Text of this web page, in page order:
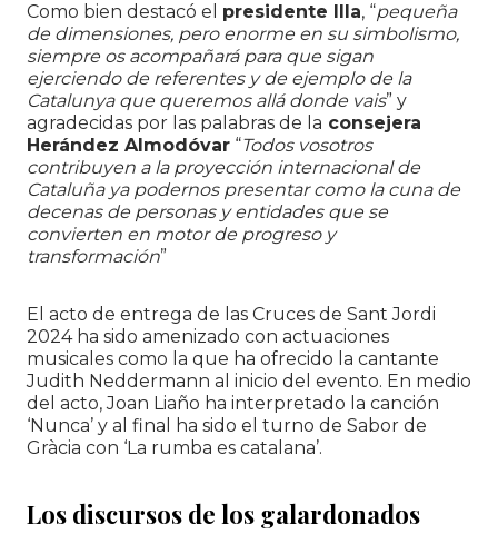
Como bien destacó el presidente Illa, “pequeña
de dimensiones, pero enorme en su simbolismo,
siempre os acompañará para que sigan
ejerciendo de referentes y de ejemplo de la
Catalunya que queremos allá donde vais” y
agradecidas por las palabras de la consejera
Herández Almodóvar “Todos vosotros
contribuyen a la proyección internacional de
Cataluña ya podernos presentar como la cuna de
decenas de personas y entidades que se
convierten en motor de progreso y
transformación”
El acto de entrega de las Cruces de Sant Jordi
2024 ha sido amenizado con actuaciones
musicales como la que ha ofrecido la cantante
Judith Neddermann al inicio del evento. En medio
del acto, Joan Liaño ha interpretado la canción
‘Nunca’ y al final ha sido el turno de Sabor de
Gràcia con ‘La rumba es catalana’.
Los discursos de los galardonados